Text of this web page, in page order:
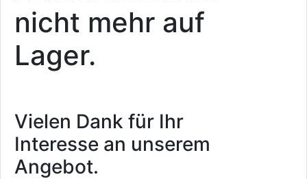
nicht mehr auf
Lager.
Vielen Dank für Ihr
Interesse an unserem
Angebot.